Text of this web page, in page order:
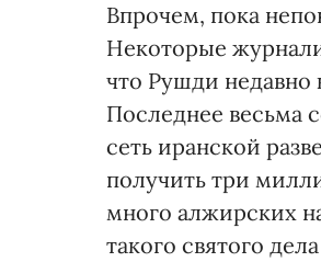
Впрочем, пока
Некоторые
что Рушди недавно
Последнее весьма
сеть иранской
получить три
много алжирских
такого святого